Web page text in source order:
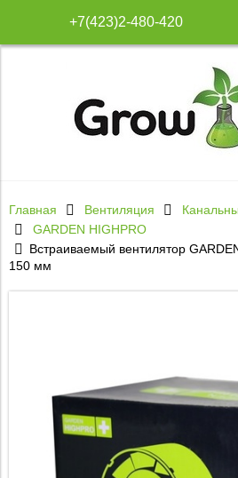
+7(423)2-480-420
Главная Вентиляция
GARDEN HIGHPRO
Встраиваемый вентилятор
150 мм